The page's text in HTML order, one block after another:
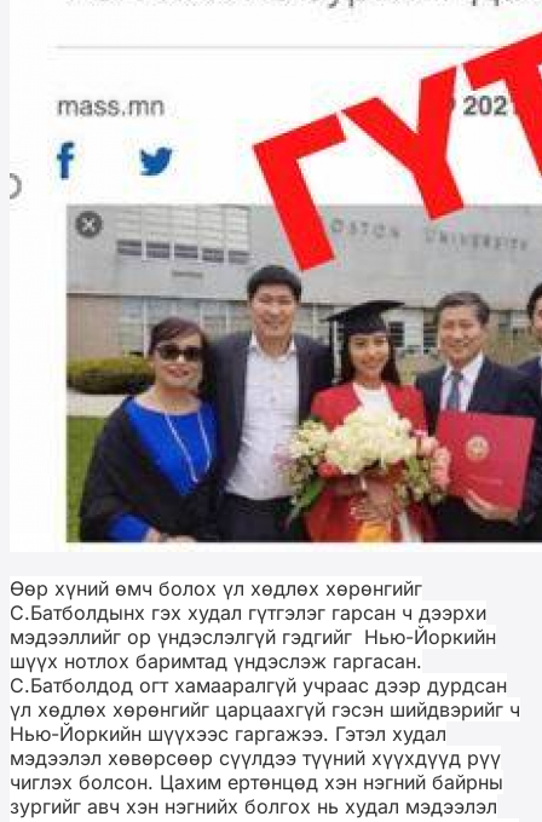
Өөр хүний өмч болох үл хөдлөх хөрөнгийг
С.Батболдынх гэх худал гүтгэлэг гарсан ч дээрхи
мэдээллийг ор үндэслэлгүй гэдгийг Нью-Йоркийн
шүүх нотлох баримтад үндэслэж гаргасан.
С.Батболдод огт хамааралгүй учраас дээр дурдсан
үл хөдлөх хөрөнгийг царцаахгүй гэсэн шийдвэрийг ч
Нью-Йоркийн шүүхээс гаргажээ. Гэтэл худал
мэдээлэл хөвөрсөөр сүүлдээ түүний хүүхдүүд рүү
чиглэх болсон. Цахим ертөнцөд хэн нэгний байрны
зургийг авч хэн нэгнийх болгох нь худал мэдээлэл